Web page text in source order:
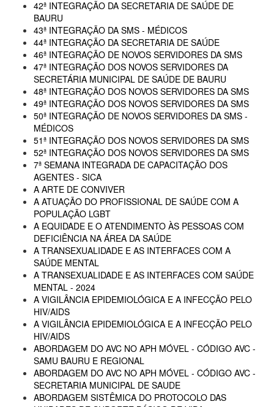
42ª INTEGRAÇÃO DA SECRETARIA DE SAÚDE DE
BAURU
43ª INTEGRAÇÃO DA SMS - MÉDICOS
44ª INTEGRAÇÃO DA SECRETARIA DE SAÚDE
46ª INTEGRAÇÃO DE NOVOS SERVIDORES DA SMS
47ª INTEGRAÇÃO DOS NOVOS SERVIDORES DA
SECRETÁRIA MUNICIPAL DE SAÚDE DE BAURU
48ª INTEGRAÇÃO DOS NOVOS SERVIDORES DA SMS
49ª INTEGRAÇÃO DOS NOVOS SERVIDORES DA SMS
50ª INTEGRAÇÃO DE NOVOS SERVIDORES DA SMS -
MÉDICOS
51ª INTEGRAÇÃO DOS NOVOS SERVIDORES DA SMS
52ª INTEGRAÇÃO DOS NOVOS SERVIDORES DA SMS
7ª SEMANA INTEGRADA DE CAPACITAÇÃO DOS
AGENTES - SICA
A ARTE DE CONVIVER
A ATUAÇÃO DO PROFISSIONAL DE SAÚDE COM A
POPULAÇÃO LGBT
A EQUIDADE E O ATENDIMENTO ÀS PESSOAS COM
DEFICIÊNCIA NA ÁREA DA SAÚDE
A TRANSEXUALIDADE E AS INTERFACES COM A
SAÚDE MENTAL
A TRANSEXUALIDADE E AS INTERFACES COM SAÚDE
MENTAL - 2024
A VIGILÂNCIA EPIDEMIOLÓGICA E A INFECÇÃO PELO
HIV/AIDS
A VIGILÂNCIA EPIDEMIOLÓGICA E A INFECÇÃO PELO
HIV/AIDS
ABORDAGEM DO AVC NO APH MÓVEL - CÓDIGO AVC -
SAMU BAURU E REGIONAL
ABORDAGEM DO AVC NO APH MÓVEL - CÓDIGO AVC -
SECRETARIA MUNICIPAL DE SAUDE
ABORDAGEM SISTÊMICA DO PROTOCOLO DAS